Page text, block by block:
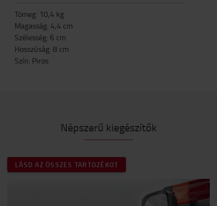
Tömeg: 10,4 kg
Magasság: 4,4 cm
Szélesség: 6 cm
Hosszúság: 8 cm
Szín: Piros
Népszerű kiegészítők
LÁSD AZ ÖSSZES TARTOZÉKOT